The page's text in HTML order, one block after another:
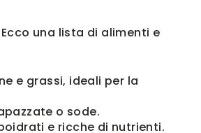
Ecco una lista di alimenti e
e grassi, ideali per la
o sode.
e ricche di nutrienti.